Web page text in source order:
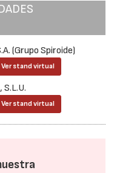
(Grupo Spiroide)
Ver stand virtual
Ver stand virtual